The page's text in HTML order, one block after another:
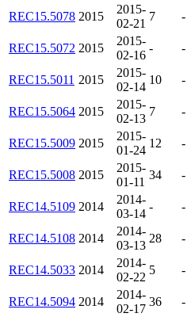
REC15.5078 2015
2015-
02-21
7 -
REC15.5072 2015
2015-
02-16
- -
REC15.5011 2015
2015-
02-14
10 -
REC15.5064 2015
2015-
02-13
7 -
REC15.5009 2015
2015-
01-24
12 -
REC15.5008 2015
2015-
01-11
34 -
REC14.5109 2014
2014-
03-14
- -
REC14.5108 2014
2014-
03-13
28 -
REC14.5033 2014
2014-
02-22
5 -
REC14.5094 2014
2014-
02-17
36 -